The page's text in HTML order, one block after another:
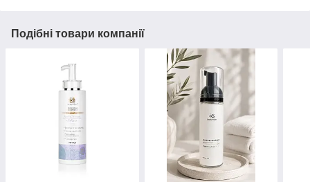
Подібні товари компанії